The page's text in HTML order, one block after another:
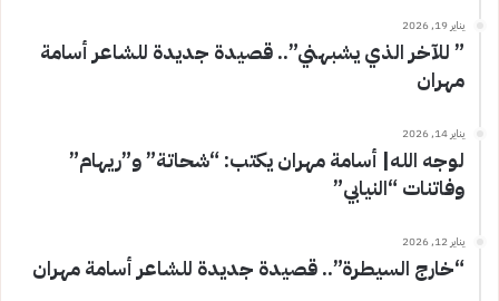
يناير 19, 2026
” للآخر الذي يشبهني”.. قصيدة جديدة للشاعر أسامة
مهران
يناير 14, 2026
لوجه الله| أسامة مهران يكتب: “شحاتة” و”ريهام”
وفاتنات “النيابي”
يناير 12, 2026
“خارج السيطرة”.. قصيدة جديدة للشاعر أسامة مهران